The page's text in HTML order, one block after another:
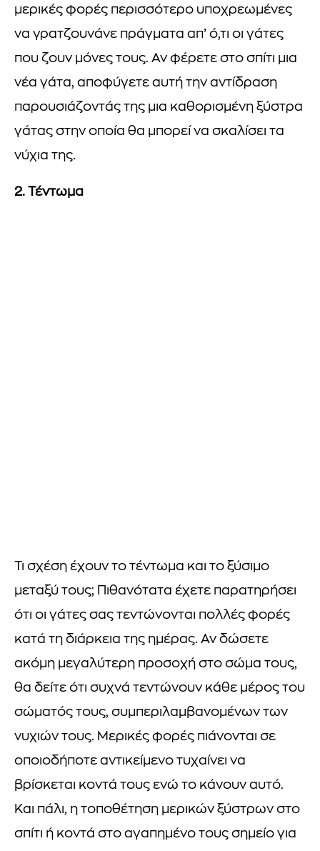
μερικές φορές περισσότερο υποχρεωμένες
να γρατζουνάνε πράγματα απ’ ό,τι οι γάτες
που ζουν μόνες τους. Αν φέρετε στο σπίτι μια
νέα γάτα, αποφύγετε αυτή την αντίδραση
παρουσιάζοντάς της μια καθορισμένη ξύστρα
γάτας στην οποία θα μπορεί να σκαλίσει τα
νύχια της.
2. Τέντωμα
Τι σχέση έχουν το τέντωμα και το ξύσιμο
μεταξύ τους; Πιθανότατα έχετε παρατηρήσει
ότι οι γάτες σας τεντώνονται πολλές φορές
κατά τη διάρκεια της ημέρας. Αν δώσετε
ακόμη μεγαλύτερη προσοχή στο σώμα τους,
θα δείτε ότι συχνά τεντώνουν κάθε μέρος του
σώματός τους, συμπεριλαμβανομένων των
νυχιών τους. Μερικές φορές πιάνονται σε
οποιοδήποτε αντικείμενο τυχαίνει να
βρίσκεται κοντά τους ενώ το κάνουν αυτό.
Και πάλι, η τοποθέτηση μερικών ξύστρων στο
σπίτι ή κοντά στο αγαπημένο τους σημείο για